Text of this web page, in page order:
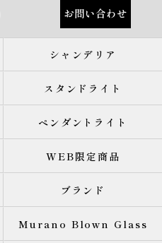
お問い合わせ
シャンデリア
スタンドライト
ペンダントライト
WEB限定商品
ブランド
Murano Blown Glass